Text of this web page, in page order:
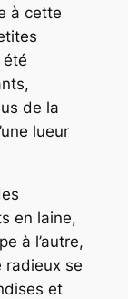
à cette
été
de la
lueur
en laine,
à l’autre,
radieux se
et